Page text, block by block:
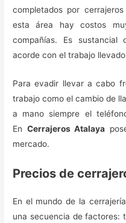
completados por
esta área hay costos
compañías. Es
acorde con el trabajo
Para evadir llevar a cabo
trabajo como el cambio de
a mano siempre el
En Cerrajeros Atalaya
mercado.
Precios de
En el mundo de la
una secuencia de factores: